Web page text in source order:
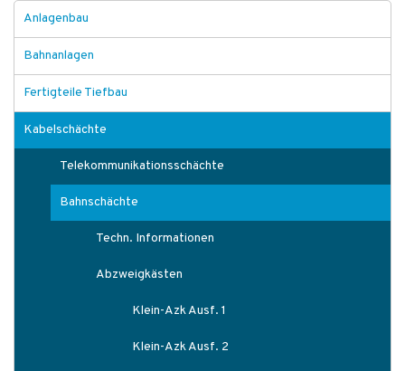
Anlagenbau
Bahnanlagen
Fertigteile Tiefbau
Kabelschächte
Telekommunikationsschächte
Bahnschächte
Techn. Informationen
Abzweigkästen
Klein-Azk Ausf. 1
Klein-Azk Ausf. 2